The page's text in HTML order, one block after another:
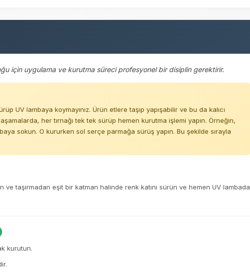
için uygulama ve kurutma süreci profesyonel bir disiplin gerektirir.
UV lambaya koymayınız. Ürün etlere taşıp yapışabilir ve bu da kalıcı
her tırnağı tek tek sürüp hemen kurutma işlemi yapın. Örneğin,
sokun. O kururken sol serçe parmağa sürüş yapın. Bu şekilde sırayla
ve taşırmadan eşit bir katman halinde renk katını sürün ve hemen UV lambada
kurutun.